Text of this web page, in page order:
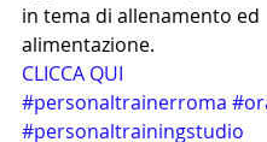
in tema di allenamento ed
alimentazione.
CLICCA QUI
#personaltrainerroma
#personaltrainingstudio